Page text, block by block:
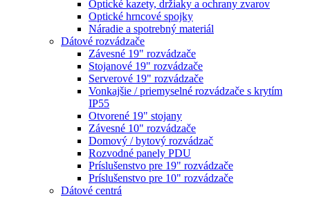
Optické kazety, držiaky a ochrany zvarov
Optické hrncové spojky
Náradie a spotrebný materiál
Dátové rozvádzače
Závesné 19" rozvádzače
Stojanové 19" rozvádzače
Serverové 19" rozvádzače
Vonkajšie / priemyselné rozvádzače s krytím
IP55
Otvorené 19" stojany
Závesné 10" rozvádzače
Domový / bytový rozvádzač
Rozvodné panely PDU
Príslušenstvo pre 19" rozvádzače
Príslušenstvo pre 10" rozvádzače
Dátové centrá